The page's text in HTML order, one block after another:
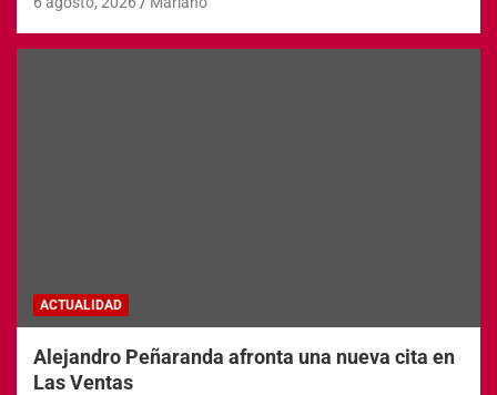
ACTUALIDAD
Alejandro Peñaranda afronta una nueva cita en
Las Ventas